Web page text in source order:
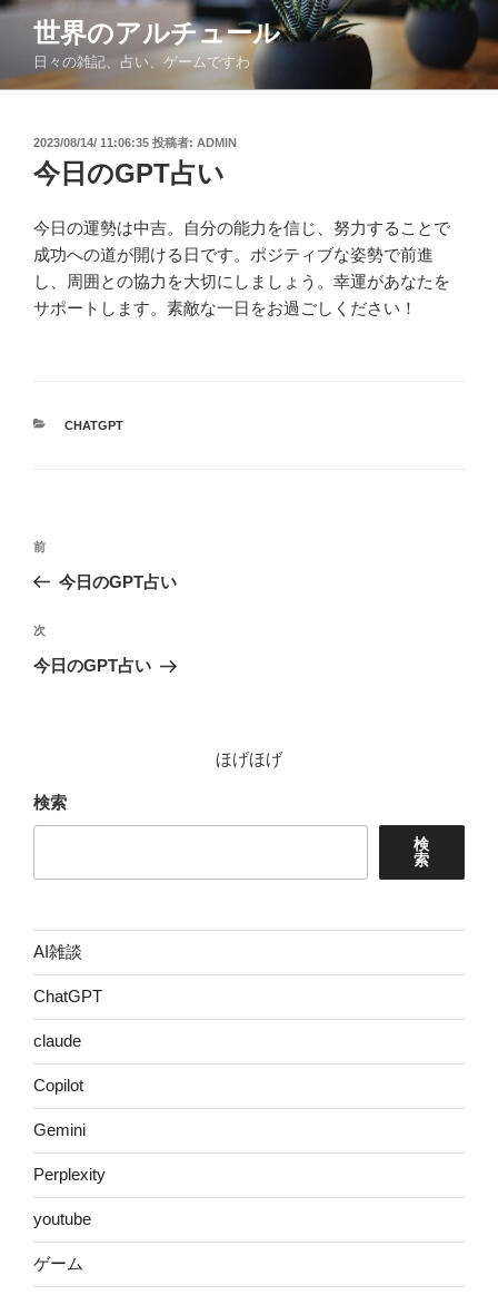
コ
ン
世界のアルチュール
日々の雑記、占い、ゲームですわ
投
稿
日:
2023/08/14/ 11:06:35 投稿者: ADMIN
今日のGPT占い
今日の運勢は中吉。自分の能力を信じ、努力することで
成功への道が開ける日です。ポジティブな姿勢で前進
し、周囲との協力を大切にしましょう。幸運があなたを
サポートします。素敵な一日をお過ごしください！
カ
CHATGPT
投
ビ
ゲ
前
の
稿
前
今日のGPT占い
次
の
次
今日のGPT占い
ほげほげ
検索
検
索
AI雑談
ChatGPT
claude
Copilot
Gemini
Perplexity
youtube
ゲーム